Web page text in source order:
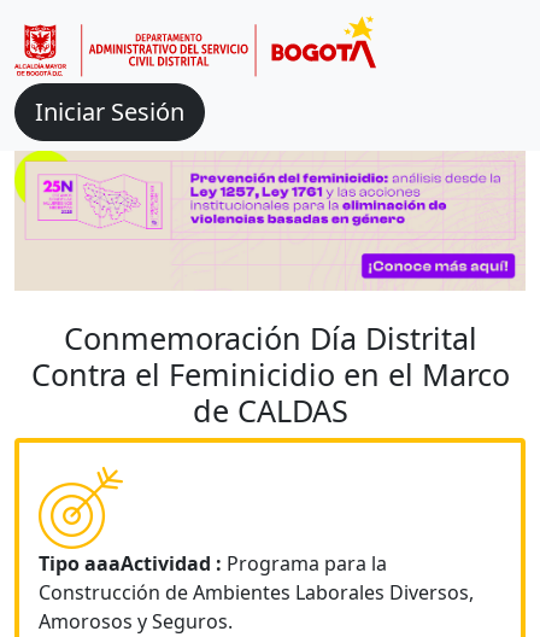
Iniciar Sesión
Conmemoración Día Distrital
Contra el Feminicidio en el Marco
de CALDAS
Tipo aaaActividad : Programa para la
Construcción de Ambientes Laborales Diversos,
Amorosos y Seguros.